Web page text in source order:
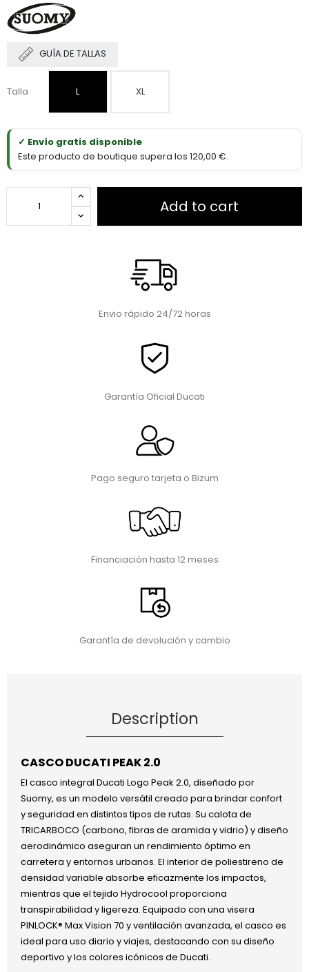
GUÍA DE TALLAS
Talla L XL
✓ Envío gratis disponible
Este producto de boutique supera los 120,00 €.
Add to cart
Envio rápido 24/72 horas
Garantía Oficial Ducati
Pago seguro tarjeta o Bizum
Financiación hasta 12 meses
Garantía de devolución y cambio
Description
CASCO DUCATI PEAK 2.0
El casco integral Ducati Logo Peak 2.0, diseñado por
Suomy, es un modelo versátil creado para brindar confort
y seguridad en distintos tipos de rutas. Su calota de
TRICARBOCO (carbono, fibras de aramida y vidrio) y diseño
aerodinámico aseguran un rendimiento óptimo en
carretera y entornos urbanos. El interior de poliestireno de
densidad variable absorbe eficazmente los impactos,
mientras que el tejido Hydrocool proporciona
transpirabilidad y ligereza. Equipado con una visera
PINLOCK® Max Vision 70 y ventilación avanzada, el casco es
ideal para uso diario y viajes, destacando con su diseño
deportivo y los colores icónicos de Ducati.